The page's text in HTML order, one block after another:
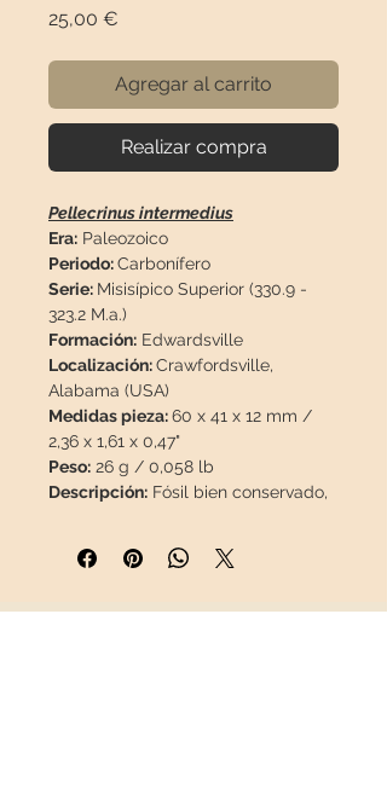
25,00 €
Agregar al carrito
Realizar compra
Pellecrinus intermedius
Era: Paleozoico
Periodo:Carbonífero
Serie: Misisípico Superior (330.9 -
323.2 M.a.)
Formación: Edwardsville
Localización:Crawfordsville,
Alabama (USA)
Medidas pieza:60 x 41 x 12 mm /
2,36 x 1,61 x 0,47"
Peso: 26 g / 0,058 lb
Descripción: Fósil bien conservado,
Esta pieza viajará en un